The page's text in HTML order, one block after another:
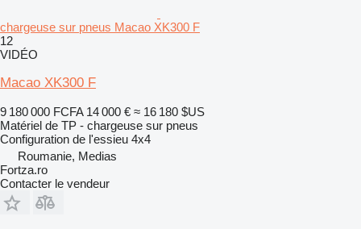
chargeuse sur pneus Macao XK300 F
12
VIDÉO
Macao XK300 F
9 180 000 FCFA 14 000 € ≈ 16 180 $US
Matériel de TP - chargeuse sur pneus
Configuration de l'essieu 4x4
Roumanie, Medias
Fortza.ro
Contacter le vendeur